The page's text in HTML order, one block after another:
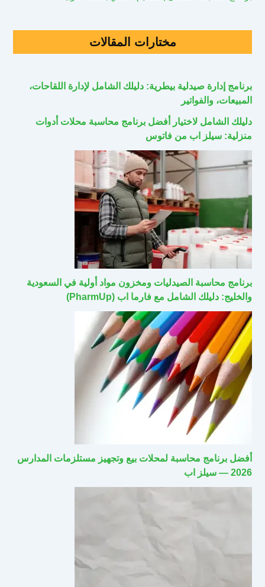
مختارات المقالات
برنامج إدارة صيدلية بيطرية: دليلك الشامل لإدارة اللقاحات،
المبيعات، والفواتير
دليلك الشامل لاختيار أفضل برنامج محاسبة محلات أدوات
منزلية: سيلز اب من فاتوس
برنامج محاسبة الصيدليات ومخزون مواد أولية في السعودية
والخليج: دليلك الشامل مع فارما اب (PharmUp)
أفضل برنامج محاسبة لمحلات بيع وتجهيز مستلزمات المدارس
2026 — سيلز اب